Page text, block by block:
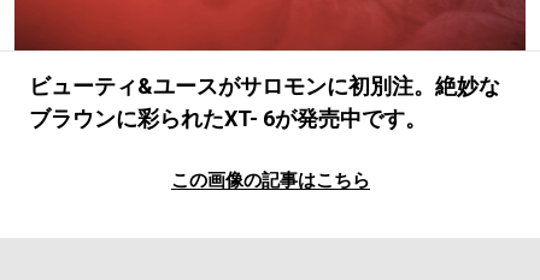
ビューティ&ユースがサロモンに初別注。絶妙な
ブラウンに彩られたXT- 6が発売中です。
この画像の記事はこちら